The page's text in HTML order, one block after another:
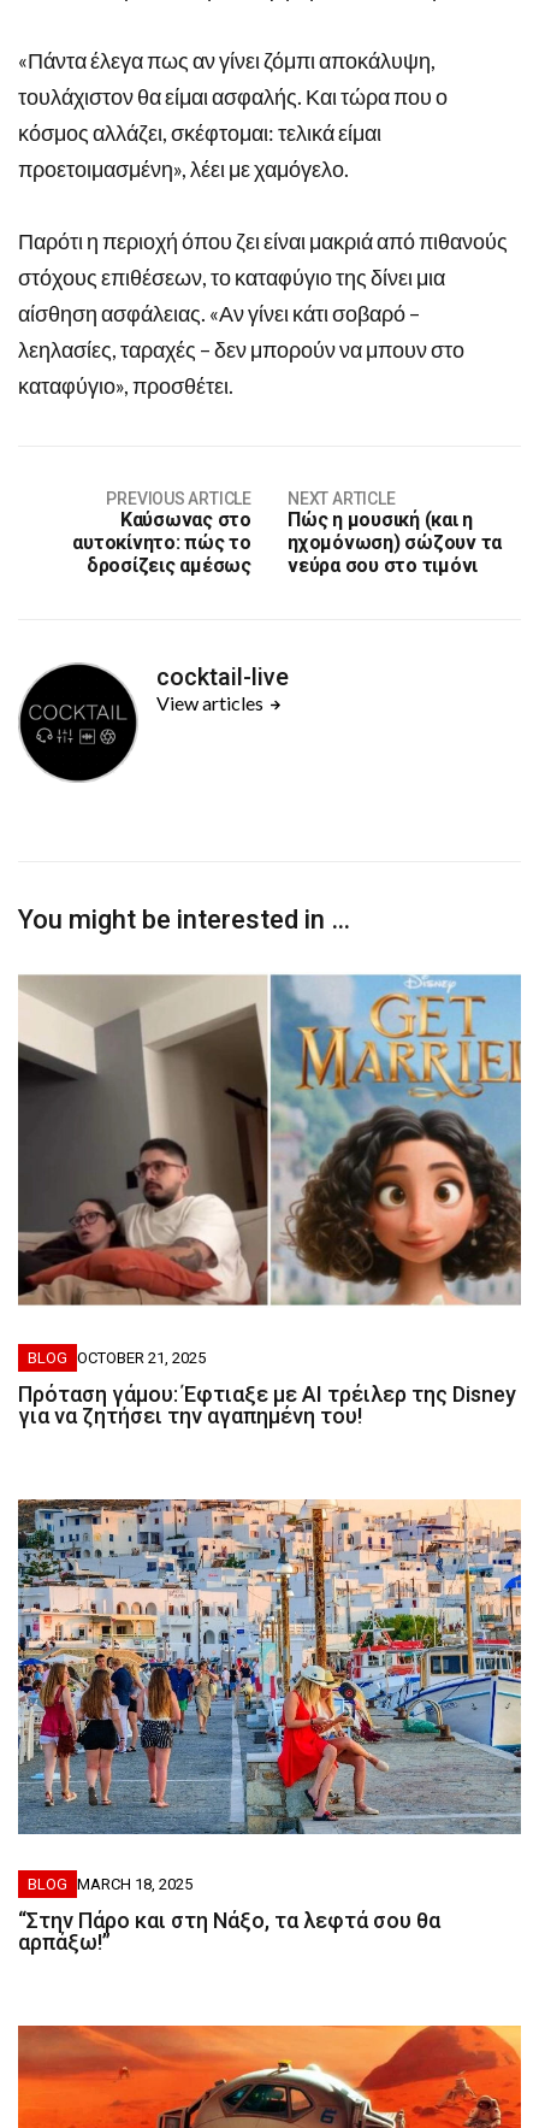
«Πάντα έλεγα πως αν γίνει ζόμπι αποκάλυψη,
τουλάχιστον θα είμαι ασφαλής. Και τώρα που ο
κόσμος αλλάζει, σκέφτομαι: τελικά είμαι
προετοιμασμένη», λέει με χαμόγελο.
Παρότι η περιοχή όπου ζει είναι μακριά από πιθανούς
στόχους επιθέσεων, το καταφύγιο της δίνει μια
αίσθηση ασφάλειας. «Αν γίνει κάτι σοβαρό –
λεηλασίες, ταραχές – δεν μπορούν να μπουν στο
καταφύγιο», προσθέτει.
PREVIOUS ARTICLE
Καύσωνας στο
αυτοκίνητο: πώς το
δροσίζεις αμέσως
NEXT ARTICLE
Πώς η μουσική (και η
ηχομόνωση) σώζουν τα
νεύρα σου στο τιμόνι
cocktail-live
View articles
You might be interested in …
BLOG OCTOBER 21, 2025
Πρόταση γάμου: Έφτιαξε με AI τρέιλερ της Disney
για να ζητήσει την αγαπημένη του!
BLOG MARCH 18, 2025
“Στην Πάρο και στη Νάξο, τα λεφτά σου θα
αρπάξω!”